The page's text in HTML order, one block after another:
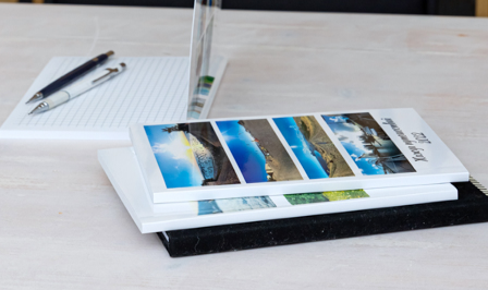
Ваш регион доставки
Выберите из списка: